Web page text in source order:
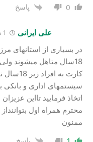
0 پاسخ
علی ایرانی
در بسیاری از استانهای
18سال متاهل میشوند
کارت به
سیستمهای اداری و
اتخاذ فرمایید تااین
محترم همراه اول
ممنون
پاسخ